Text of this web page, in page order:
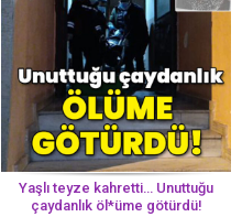
Yaşlı teyze kahretti… Unuttuğu
çaydanlık öl*üme götürdü!